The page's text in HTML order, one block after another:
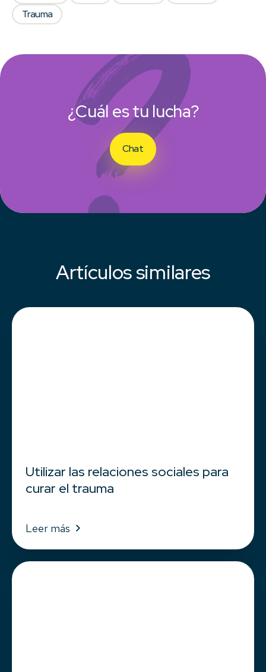
¿Cuál es tu lucha?
Chat
Trauma
Artículos similares
Utilizar las relaciones sociales para
curar el trauma
Leer más